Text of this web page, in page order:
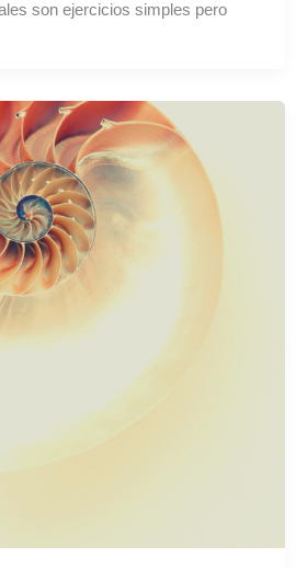
son ejercicios simples pero